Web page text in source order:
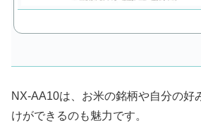
NX-AA10は、お米の銘柄や自分の好
けができるのも魅力です。